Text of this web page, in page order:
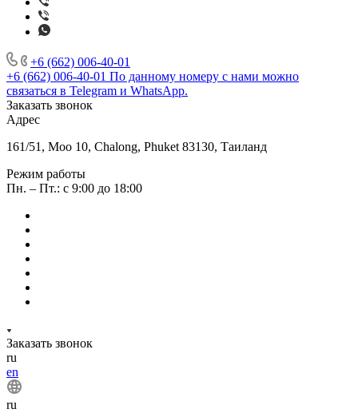
+6 (662) 006-40-01
+6 (662) 006-40-01 По данному номеру с нами можно
связаться в Telegram и WhatsApp.
Заказать звонок
Адрес
161/51, Moo 10, Chalong, Phuket 83130, Таиланд
Режим работы
Пн. – Пт.: с 9:00 до 18:00
Заказать звонок
ru
en
ru